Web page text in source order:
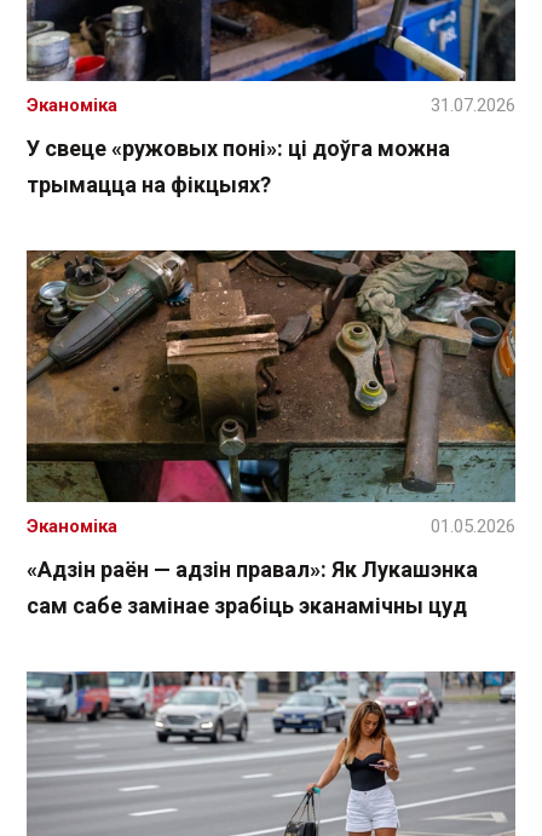
У свеце «ружовых поні»: ці доўга можна
трымацца на фікцыях?
Эканоміка 31.07.2026
«Адзін раён — адзін правал»: Як Лукашэнка
сам сабе замінае зрабіць эканамічны цуд
Эканоміка 01.05.2026